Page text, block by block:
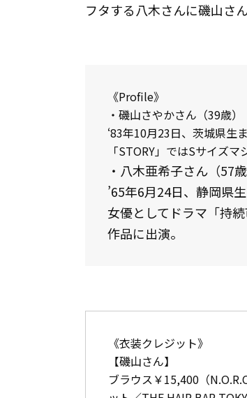
フタする八木さんに磯山さ
《Profile》
・磯山さやかさん（39歳）
‘83年10月23日、茨城県生
「STORY」ではSサイズ
・八木亜希子さん（57歳
’65年6月24日、静岡県
女優としてドラマ「持
作品に出演。
《衣装クレジット》
【磯山さん】
ブラウス￥15,400（